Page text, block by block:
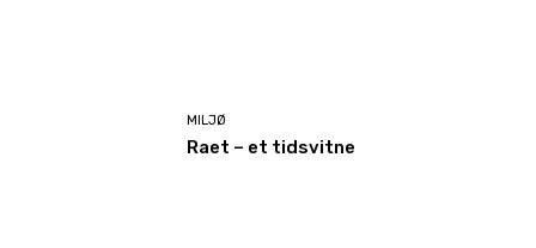
MILJØ
Raet – et tidsvitne